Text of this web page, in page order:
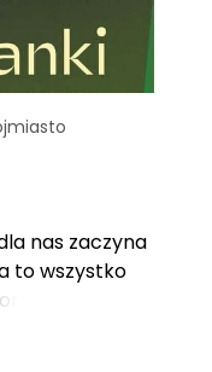
nas zaczyna
to wszystko
na
27